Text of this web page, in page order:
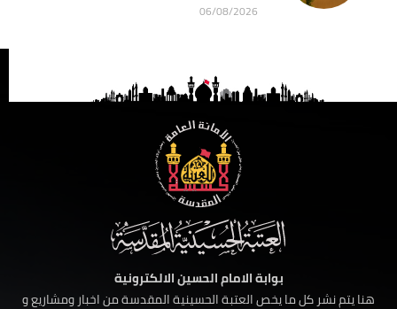
06/08/2026
بوابة الامام الحسين الالكترونية
هنا يتم نشر كل ما يخص العتبة الحسينية المقدسة من اخبار ومشاريع و